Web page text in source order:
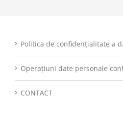
Politica de confidențialitate a
Operațiuni date personale
CONTACT